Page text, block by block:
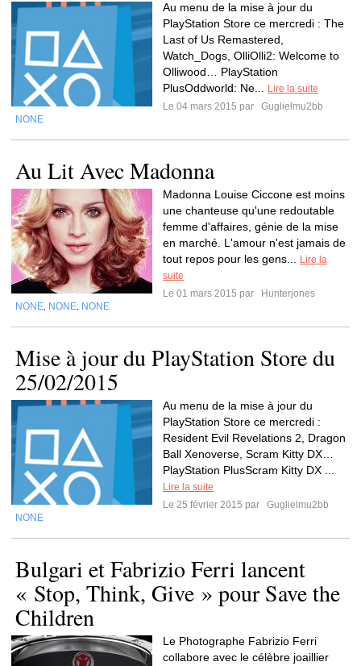
Au menu de la mise à jour du
PlayStation Store ce mercredi : The
Last of Us Remastered,
Watch_Dogs, OlliOlli2: Welcome to
Olliwood… PlayStation
PlusOddworld: Ne...
Lire la suite
Le 04 mars 2015 par
Guglielmu2bb
NONE
Au Lit Avec Madonna
Madonna Louise Ciccone est moins
une chanteuse qu'une redoutable
femme d'affaires, génie de la mise
en marché. L'amour n'est jamais de
tout repos pour les gens...
Lire la
suite
Le 01 mars 2015 par
Hunterjones
NONE NONE NONE
Mise à jour du PlayStation Store du
25/02/2015
Au menu de la mise à jour du
PlayStation Store ce mercredi :
Resident Evil Revelations 2, Dragon
Ball Xenoverse, Scram Kitty DX…
PlayStation PlusScram Kitty DX ...
Lire la suite
Le 25 février 2015 par
Guglielmu2bb
NONE
Bulgari et Fabrizio Ferri lancent
« Stop, Think, Give » pour Save the
Children
Le Photographe Fabrizio Ferri
collabore avec le célèbre joaillier